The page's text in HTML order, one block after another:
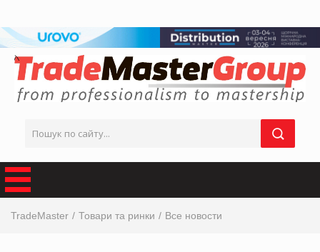
TradeMaster Товари та ринки Все новости